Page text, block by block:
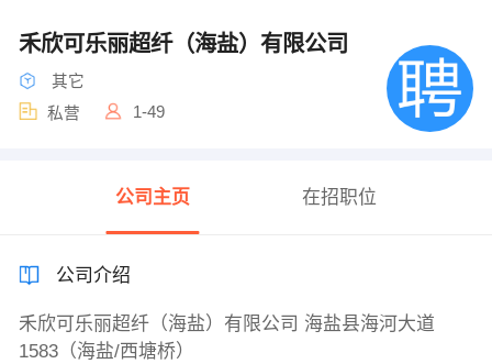
禾欣可乐丽超纤（海盐）有限公司
其它
私营
1-49
公司主页 在招职位
公司介绍
禾欣可乐丽超纤（海盐）有限公司 海盐县海河大道
1583（海盐/西塘桥）